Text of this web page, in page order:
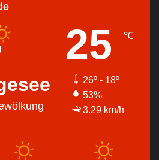
25 ℃
26º - 18º
53%
3.29 km/h